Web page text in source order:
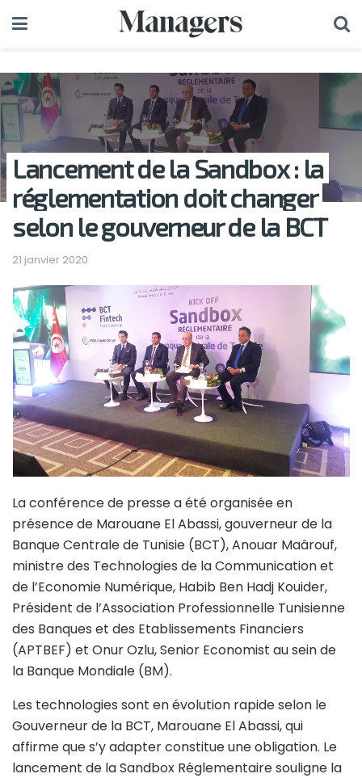
Lancement de la Sandbox : la
réglementation doit changer
selon le gouverneur de la BCT
21 janvier 2020
La conférence de presse a été organisée en
présence de Marouane El Abassi, gouverneur de la
Banque Centrale de Tunisie (BCT), Anouar Maârouf,
ministre des Technologies de la Communication et
de l’Economie Numérique, Habib Ben Hadj Kouider,
Président de l’Association Professionnelle Tunisienne
des Banques et des Etablissements Financiers
(APTBEF) et Onur Ozlu, Senior Economist au sein de
la Banque Mondiale (BM).
Les technologies sont en évolution rapide selon le
Gouverneur de la BCT, Marouane El Abassi, qui
affirme que s’y adapter constitue une obligation. Le
lancement de la Sandbox Réglementaire souligne la